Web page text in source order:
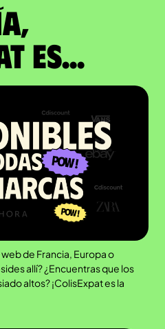
es...
de Francia, Europa o
allí? ¿Encuentras que los
altos? ¡ColisExpat es la